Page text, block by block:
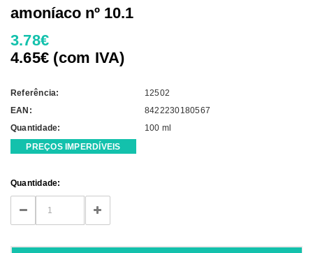
amoníaco nº 10.1
3.78€
4.65€ (com IVA)
Referência:
12502
EAN:
8422230180567
Quantidade:
100 ml
PREÇOS IMPERDÍVEIS
Current
Stock:
Quantidade:
DECREASE
QUANTITY:
INCREASE
QUANTITY: